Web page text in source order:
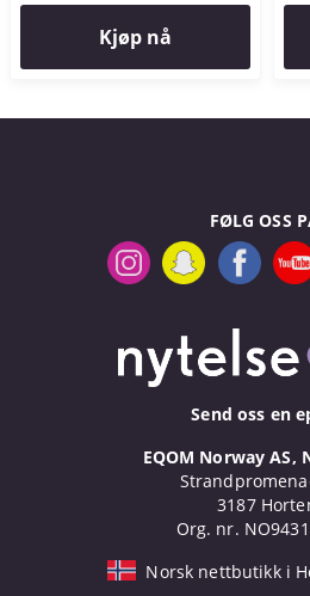
Kjøp nå
FØLG OSS
Send oss en
EQOM Norway AS,
3187
Org. nr.
Norsk nettbutikk i